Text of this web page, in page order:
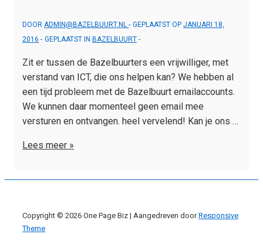
DOOR ADMIN@BAZELBUURT.NL GEPLAATST OP JANUARI 18,
2016
GEPLAATST IN BAZELBUURT
Zit er tussen de Bazelbuurters een vrijwilliger, met
verstand van ICT, die ons helpen kan? We hebben al
een tijd probleem met de Bazelbuurt emailaccounts.
We kunnen daar momenteel geen email mee
versturen en ontvangen. heel vervelend! Kan je ons …
ICT-
Lees meer »
Copyright © 2026 One Page Biz | Aangedreven doorResponsive
Theme